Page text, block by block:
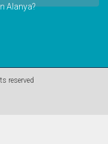
Alanya?
reserved